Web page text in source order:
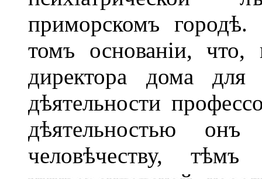
приморскомъ
томъ основаніи, что,
директора дома для
дѣятельности
дѣятельностью
человѣчеству,